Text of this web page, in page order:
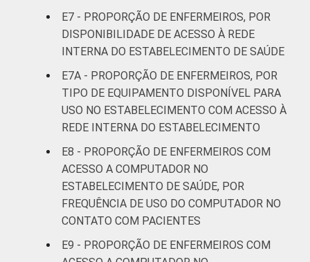
E7 - PROPORÇÃO DE ENFERMEIROS, POR
DISPONIBILIDADE DE ACESSO À REDE
INTERNA DO ESTABELECIMENTO DE SAÚDE
E7A - PROPORÇÃO DE ENFERMEIROS, POR
TIPO DE EQUIPAMENTO DISPONÍVEL PARA
USO NO ESTABELECIMENTO COM ACESSO À
REDE INTERNA DO ESTABELECIMENTO
E8 - PROPORÇÃO DE ENFERMEIROS COM
ACESSO A COMPUTADOR NO
ESTABELECIMENTO DE SAÚDE, POR
FREQUÊNCIA DE USO DO COMPUTADOR NO
CONTATO COM PACIENTES
E9 - PROPORÇÃO DE ENFERMEIROS COM